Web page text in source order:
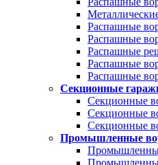
Распашные
Распашные
Распашные
Распашные
Распашные
Секционные
Секционные
Секционные
Секционные
Промышленные